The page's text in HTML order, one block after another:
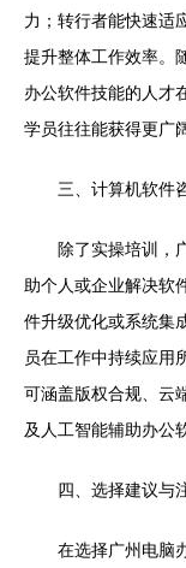
力；转行者能快速适
提升整体工作效率。
办公软件技能的人才
学员往往能获得更广
三、计算机软件
除了实操培训，
助个人或企业解决软
件升级优化或系统集
员在工作中持续应用
可涵盖版权合规、云
及人工智能辅助办公
四、选择建议与
在选择广州电脑